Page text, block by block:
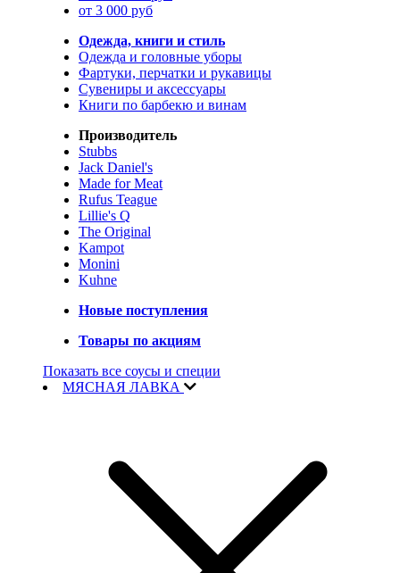
от 3 000 руб
Одежда, книги и стиль
Одежда и головные уборы
Фартуки, перчатки и рукавицы
Сувениры и аксессуары
Книги по барбекю и винам
Производитель
Stubbs
Jack Daniel's
Made for Meat
Rufus Teague
Lillie's Q
The Original
Kampot
Monini
Kuhne
Новые поступления
Товары по акциям
Показать все соусы и специи
МЯСНАЯ ЛАВКА